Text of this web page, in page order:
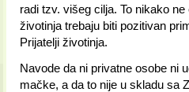
radi tzv. višeg cilja. To nikako
životinja trebaju biti pozitivan
Prijatelji životinja.
Navode da ni privatne osobe ni
mačke, a da to nije u skladu sa